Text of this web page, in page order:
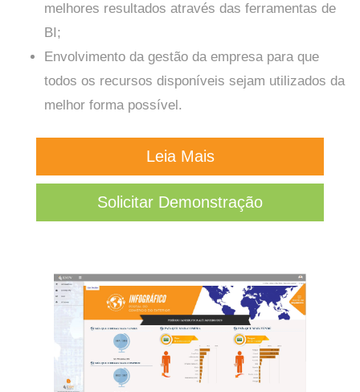
melhores resultados através das ferramentas de
BI;
Envolvimento da gestão da empresa para que
todos os recursos disponíveis sejam utilizados da
melhor forma possível.
Leia Mais
Solicitar Demonstração